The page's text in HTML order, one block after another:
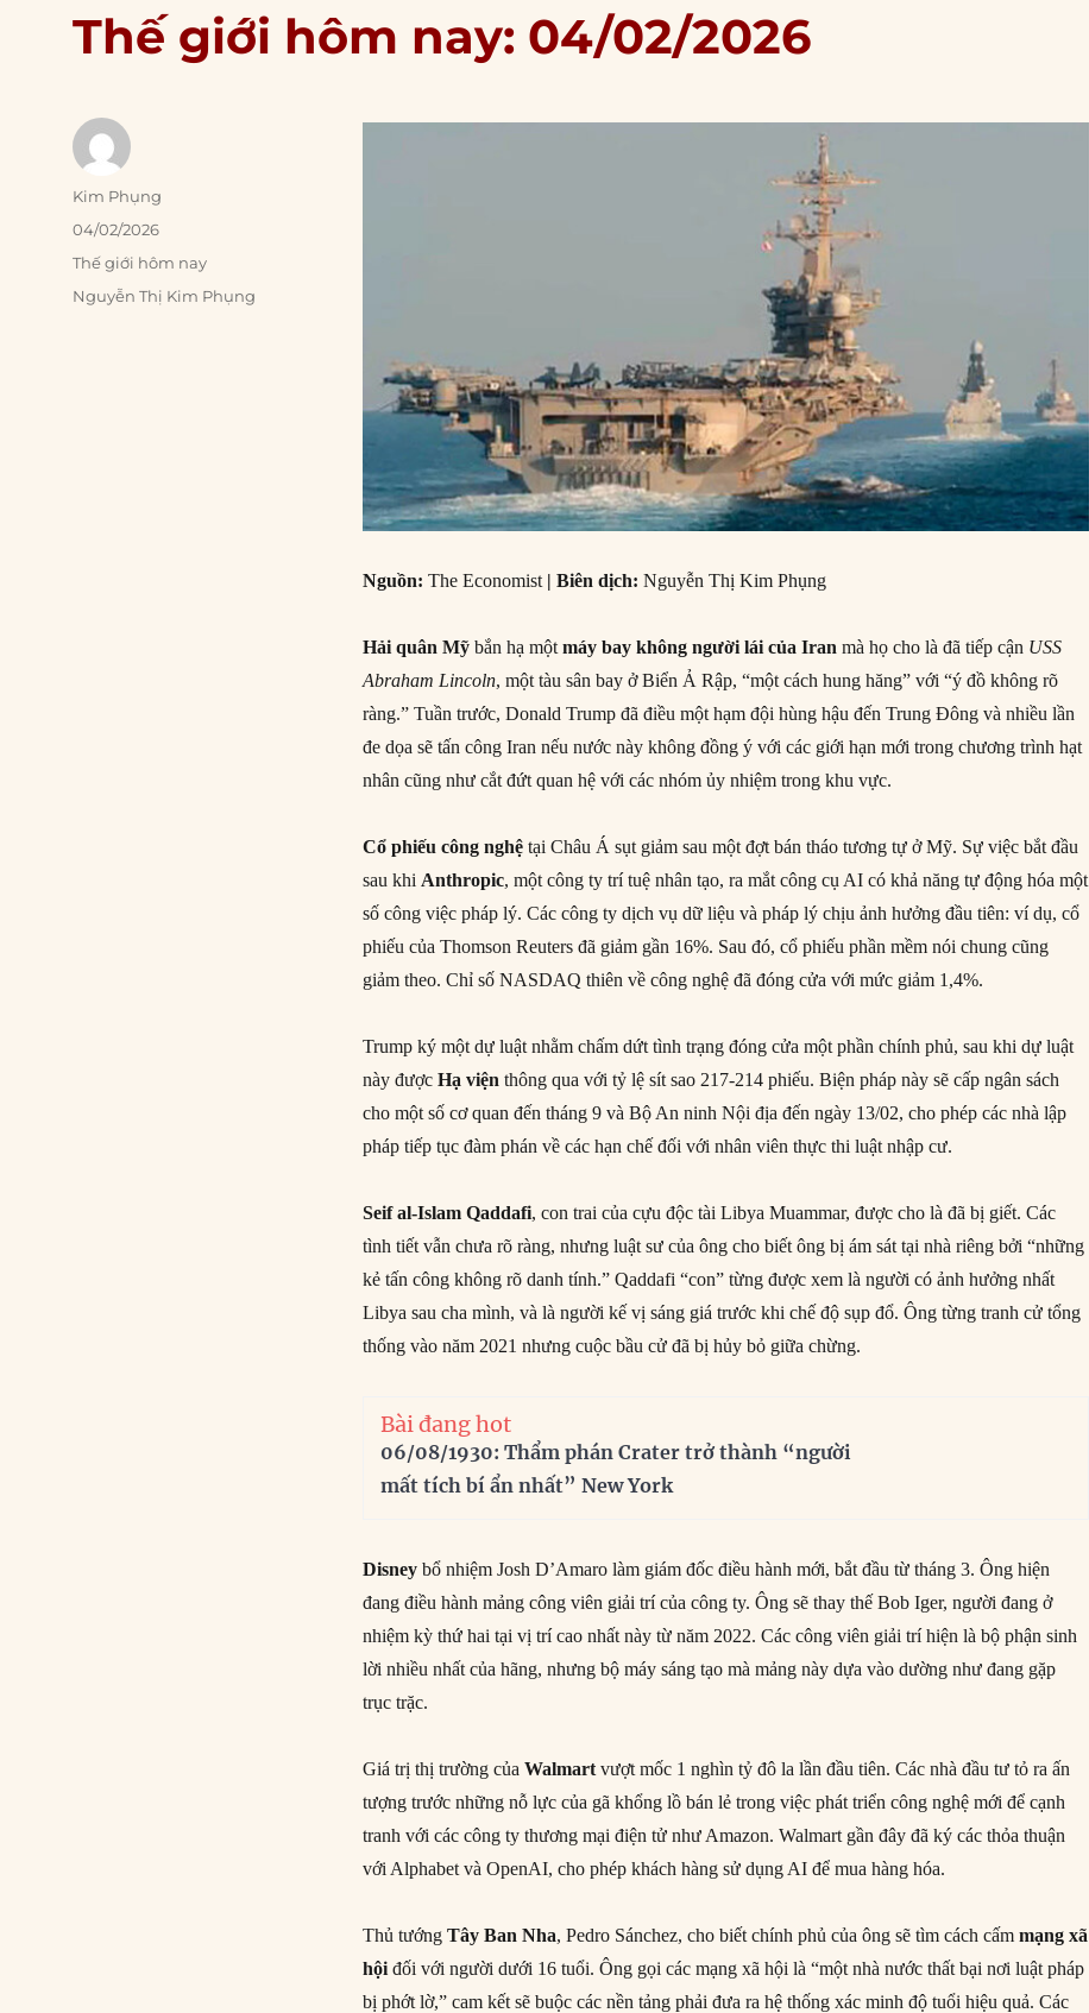
Thế giới hôm nay: 04/02/2026
Nguồn:The Economist | Biên dịch:Nguyễn Thị Kim Phụng
Hải quân Mỹbắn hạ mộtmáy bay không người lái của Iran mà họ cho là đã tiếp cận USS
Abraham Lincoln, một tàu sân bay ở Biển Ả Rập, “một cách hung hăng” với “ý đồ không rõ
ràng.” Tuần trước, Donald Trump đã điều một hạm đội hùng hậu đến Trung Đông và nhiều lần
đe dọa sẽ tấn công Iran nếu nước này không đồng ý với các giới hạn mới trong chương trình hạt
nhân cũng như cắt đứt quan hệ với các nhóm ủy nhiệm trong khu vực.
Cổ phiếu công nghệtại Châu Á sụt giảm sau một đợt bán tháo tương tự ở Mỹ. Sự việc bắt đầu
sau khi Anthropic, một công ty trí tuệ nhân tạo, ra mắt công cụ AI có khả năng tự động hóa một
số công việc pháp lý. Các công ty dịch vụ dữ liệu và pháp lý chịu ảnh hưởng đầu tiên: ví dụ, cổ
phiếu của Thomson Reuters đã giảm gần 16%. Sau đó, cổ phiếu phần mềm nói chung cũng
giảm theo. Chỉ số NASDAQ thiên về công nghệ đã đóng cửa với mức giảm 1,4%.
Trump ký một dự luật nhằm chấm dứt tình trạng đóng cửa một phần chính phủ, sau khi dự luật
này đượcHạ viện thông qua với tỷ lệ sít sao 217-214 phiếu. Biện pháp này sẽ cấp ngân sách
cho một số cơ quan đến tháng 9 và Bộ An ninh Nội địa đến ngày 13/02, cho phép các nhà lập
pháp tiếp tục đàm phán về các hạn chế đối với nhân viên thực thi luật nhập cư.
Seif al-Islam Qaddafi, con trai của cựu độc tài Libya Muammar, được cho là đã bị giết. Các
tình tiết vẫn chưa rõ ràng, nhưng luật sư của ông cho biết ông bị ám sát tại nhà riêng bởi “những
kẻ tấn công không rõ danh tính.” Qaddafi “con” từng được xem là người có ảnh hưởng nhất
Libya sau cha mình, và là người kế vị sáng giá trước khi chế độ sụp đổ. Ông từng tranh cử tổng
thống vào năm 2021 nhưng cuộc bầu cử đã bị hủy bỏ giữa chừng.
Bài đang hot
06/08/1930: Thẩm phán Crater trở thành “người
mất tích bí ẩn nhất” New York
Disney bổ nhiệm Josh D’Amaro làm giám đốc điều hành mới, bắt đầu từ tháng 3. Ông hiện
đang điều hành mảng công viên giải trí của công ty. Ông sẽ thay thế Bob Iger, người đang ở
nhiệm kỳ thứ hai tại vị trí cao nhất này từ năm 2022. Các công viên giải trí hiện là bộ phận sinh
lời nhiều nhất của hãng, nhưng bộ máy sáng tạo mà mảng này dựa vào dường như đang gặp
trục trặc.
Giá trị thị trường củaWalmart vượt mốc 1 nghìn tỷ đô la lần đầu tiên. Các nhà đầu tư tỏ ra ấn
tượng trước những nỗ lực của gã khổng lồ bán lẻ trong việc phát triển công nghệ mới để cạnh
tranh với các công ty thương mại điện tử như Amazon. Walmart gần đây đã ký các thỏa thuận
với Alphabet và OpenAI, cho phép khách hàng sử dụng AI để mua hàng hóa.
Thủ tướngTây Ban Nha, Pedro Sánchez, cho biết chính phủ của ông sẽ tìm cách cấmmạng xã
hội đối với người dưới 16 tuổi. Ông gọi các mạng xã hội là “một nhà nước thất bại nơi luật pháp
bị phớt lờ,” cam kết sẽ buộc các nền tảng phải đưa ra hệ thống xác minh độ tuổi hiệu quả. Các
Author
Kim Phụng
Posted
on
04/02/2026
Categories
Thế giới hôm nay
Tags
Nguyễn Thị Kim Phụng